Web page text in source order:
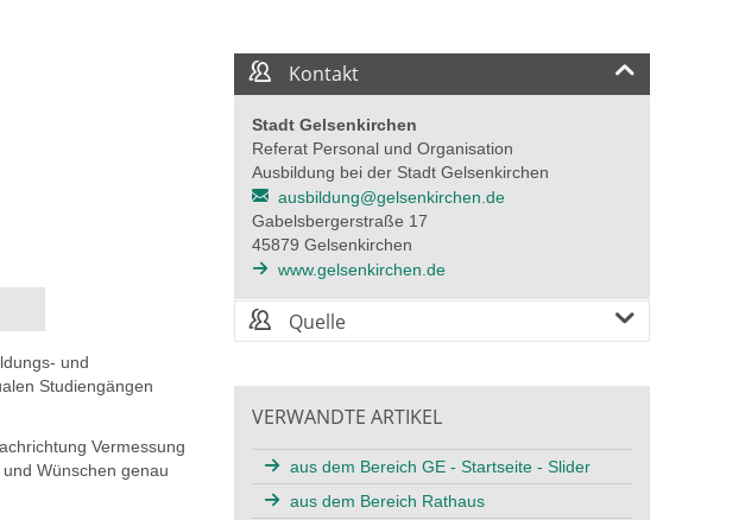
und
Studiengängen
Vermessung
Wünschen genau
Kontakt
Stadt Gelsenkirchen
Referat Personal und Organisation
Ausbildung bei der Stadt Gelsenkirchen
ausbildung@gelsenkirchen.de
Gabelsbergerstraße 17
45879 Gelsenkirchen
www.gelsenkirchen.de
Quelle
VERWANDTE ARTIKEL
aus dem Bereich GE - Startseite - Slider
aus dem Bereich Rathaus